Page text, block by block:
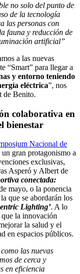
no solo del punto de
de la tecnología
las personas con
fauna y reducción de
artificial”
a las nuevas
“Smart” para llegar a
y entorno teniendo
eléctrica”, nos
de Benito.
colaborativa en
bienestar
ium Nacional de
gran protagonismo a
exclusivas,
Asperó y Albert de
conectada:
mayo, o la ponencia
que se abordarán los
Lighting’. A lo
la innovación
la salud y el
en espacios públicos.
las nuevas
de cerca y
en eficiencia